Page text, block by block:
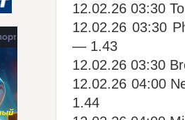
12.02.26 03:30
12.02.26 03:30
— 1.43
12.02.26 03:30
12.02.26 04:00
1.44